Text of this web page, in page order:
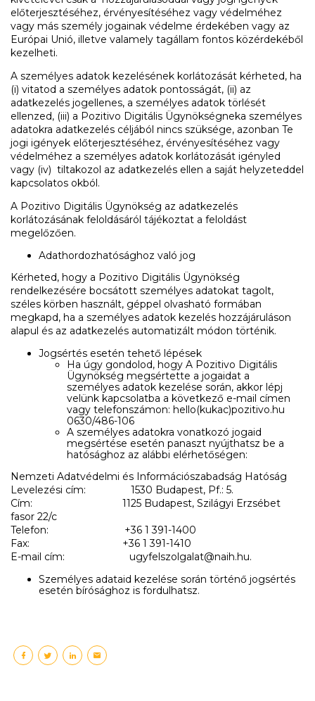
előterjesztéséhez, érvényesítéséhez vagy védelméhez
vagy más személy jogainak védelme érdekében vagy az
Európai Unió, illetve valamely tagállam fontos közérdekéből
kezelheti.
A személyes adatok kezelésének korlátozását kérheted, ha
(i) vitatod a személyes adatok pontosságát, (ii) az
adatkezelés jogellenes, a személyes adatok törlését
ellenzed, (iii) a Pozitivo Digitális Ügynökségneka személyes
adatokra adatkezelés céljából nincs szüksége, azonban Te
jogi igények előterjesztéséhez, érvényesítéséhez vagy
védelméhez a személyes adatok korlátozását igényled
vagy (iv) tiltakozol az adatkezelés ellen a saját helyzeteddel
kapcsolatos okból.
A Pozitivo Digitális Ügynökség az adatkezelés
korlátozásának feloldásáról tájékoztat a feloldást
megelőzően.
Adathordozhatósághoz való jog
Kérheted, hogy a Pozitivo Digitális Ügynökség
rendelkezésére bocsátott személyes adatokat tagolt,
széles körben használt, géppel olvasható formában
megkapd, ha a személyes adatok kezelés hozzájáruláson
alapul és az adatkezelés automatizált módon történik.
Jogsértés esetén tehető lépések
Ha úgy gondolod, hogy A Pozitivo Digitális
Ügynökség megsértette a jogaidat a
személyes adatok kezelése során, akkor lépj
velünk kapcsolatba a következő e-mail címen
vagy telefonszámon: hello(kukac)pozitivo.hu
0630/486-106
A személyes adatokra vonatkozó jogaid
megsértése esetén panaszt nyújthatsz be a
hatósághoz az alábbi elérhetőségen:
Nemzeti Adatvédelmi és Információszabadság Hatóság
Levelezési cím: 1530 Budapest, Pf.: 5.
Cím: 1125 Budapest, Szilágyi Erzsébet
fasor 22/c
Telefon: +36 1 391-1400
Fax: +36 1 391-1410
E-mail cím: ugyfelszolgalat@naih.hu.
Személyes adataid kezelése során történő jogsértés
esetén bírósághoz is fordulhatsz.